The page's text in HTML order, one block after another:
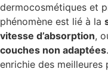
dermocosmétiques et
phénomène est lié à la
vitesse d’absorption,
couches non adaptées
enrichie des meilleures